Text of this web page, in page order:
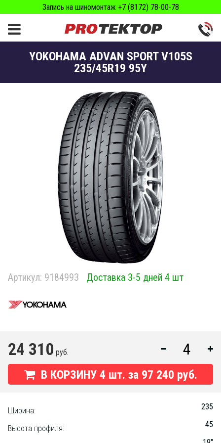
Запись на шиномонтаж +7 (8172) 78-00-78
YOKOHAMA ADVAN SPORT V105S
235/45R19 95Y
Артикул: 9184993 Доставка 3-5 дней 4 шт
24 310 руб.
В КОРЗИНУ 4 шт. за 97 240 руб.
Ширина: 235
Высота профиля: 45